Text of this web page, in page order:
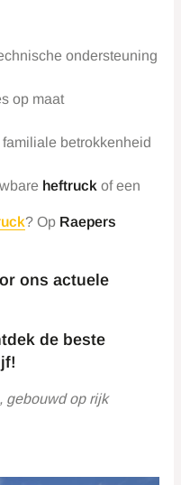
ondersteuning
op maat
betrokkenheid
heftruck of een
? Op Raepers
ons actuele
de beste
gebouwd op rijk